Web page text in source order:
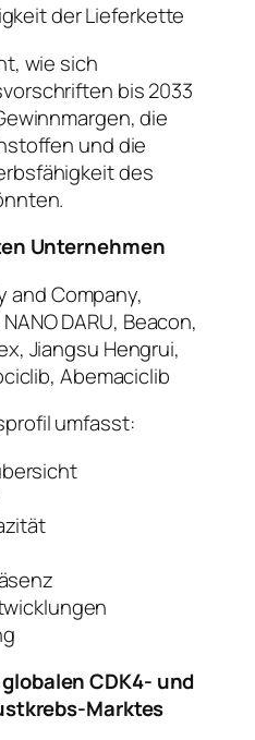
der Lieferkette
wie sich
bis 2033
die
und die
des
Unternehmen
and Company,
DARU, Beacon,
Jiangsu Hengrui,
Abemaciclib
umfasst:
CDK4- und
Marktes